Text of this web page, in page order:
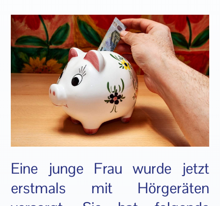
Eine junge Frau wurde jetzt
erstmals mit Hörgeräten